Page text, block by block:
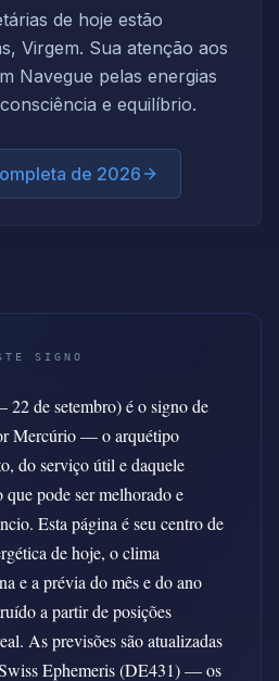
de hoje estão
Virgem. Sua atenção aos
Navegue pelas energias
e equilíbrio.
de 2026
SIGNO
22 de setembro) é o signo de
Mercúrio — o arquétipo
do serviço útil e daquele
pode ser melhorado e
Esta página é seu centro de
de hoje, o clima
e a prévia do mês e do ano
a partir de posições
As previsões são atualizadas
Ephemeris (DE431) — os